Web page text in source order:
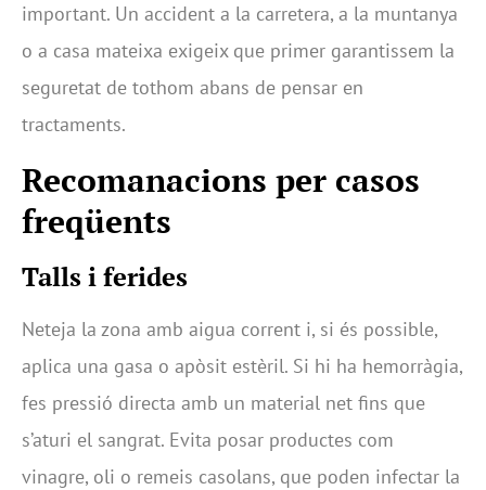
important. Un accident a la carretera, a la muntanya
o a casa mateixa exigeix que primer garantissem la
seguretat de tothom abans de pensar en
tractaments.
Recomanacions per casos
freqüents
Talls i ferides
Neteja la zona amb aigua corrent i, si és possible,
aplica una gasa o apòsit estèril. Si hi ha hemorràgia,
fes pressió directa amb un material net fins que
s’aturi el sangrat. Evita posar productes com
vinagre, oli o remeis casolans, que poden infectar la